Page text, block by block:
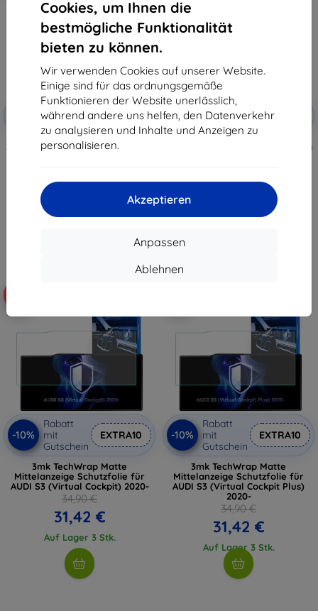
Cookies, um Ihnen die
bestmögliche Funktionalität
bieten zu können.
Wir verwenden Cookies auf unserer Website.
Einige sind für das ordnungsgemäße
Funktionieren der Website unerlässlich,
während andere uns helfen, den Datenverkehr
zu analysieren und Inhalte und Anzeigen zu
personalisieren.
Akzeptieren
Anpassen
Ablehnen
Rabatt
mit
Gutschein
EXTRA10
3mk TechWrap Matte Schutzfolie
-10%
Rabatt
mit
Gutschein
EXTRA10
3mk TechWrap Matte Schutzfolie
-10%
Rabatt
mit
Gutschein
EXTRA10
3mk TechWrap Matte
Mittelanzeige Schutzfolie für
AUDI S3 (Virtual Cockpit) 2020-
34,90 €
31,42 €
Auf Lager 3 Stk.
-10%
Rabatt
mit
Gutschein
EXTRA10
3mk TechWrap Matte
Mittelanzeige Schutzfolie für
AUDI S3 (Virtual Cockpit Plus)
2020-
34,90 €
31,42 €
Auf Lager 3 Stk.